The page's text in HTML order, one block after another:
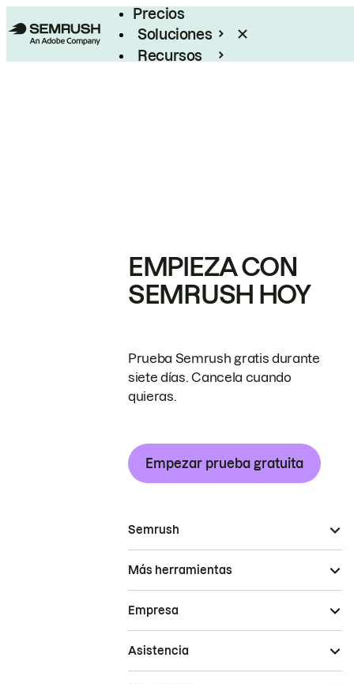
Precios
Soluciones
Recursos
EMPIEZA CON
SEMRUSH HOY
Prueba Semrush gratis durante
siete días. Cancela cuando
quieras.
Empezar prueba gratuita
Semrush
Más herramientas
Empresa
Asistencia